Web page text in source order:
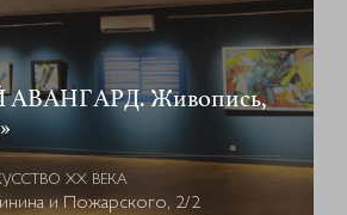
Живопись,
XX ВЕКА
и Пожарского, 2/2